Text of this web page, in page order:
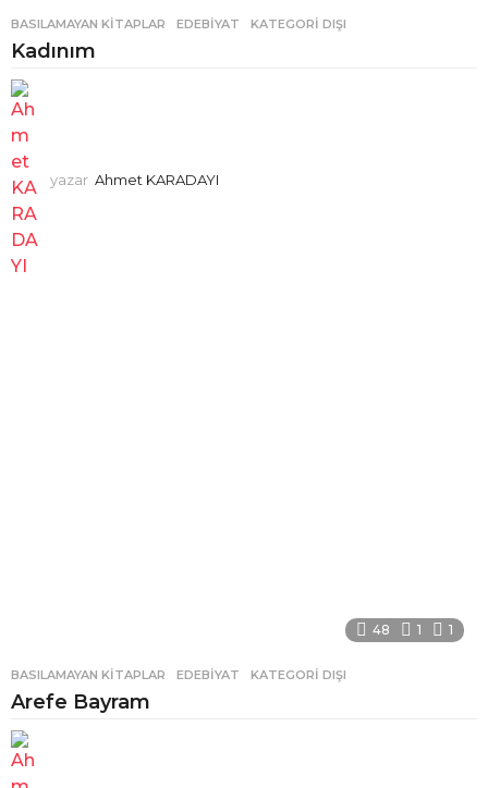
BASILAMAYAN KITAPLAR ,EDEBIYAT ,KATEGORI DIŞI
Kadınım
yazar Ahmet KARADAYI
48 1 1
BASILAMAYAN KITAPLAR ,EDEBIYAT ,KATEGORI DIŞI
Arefe Bayram